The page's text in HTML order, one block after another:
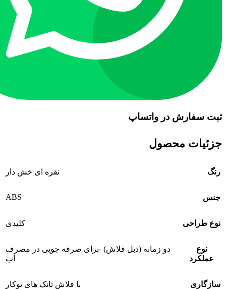
ثبت سفارش در واتساپ
جزئیات محصول
رنگ نقره ای خش دار
جنس ABS
نوع طراحی کلیدی
نوع
عملکرد
دو زمانه (دبل فلاش) -برای صرفه جویی در مصرف
آب
سازگاری با فلاش تانک های توکار